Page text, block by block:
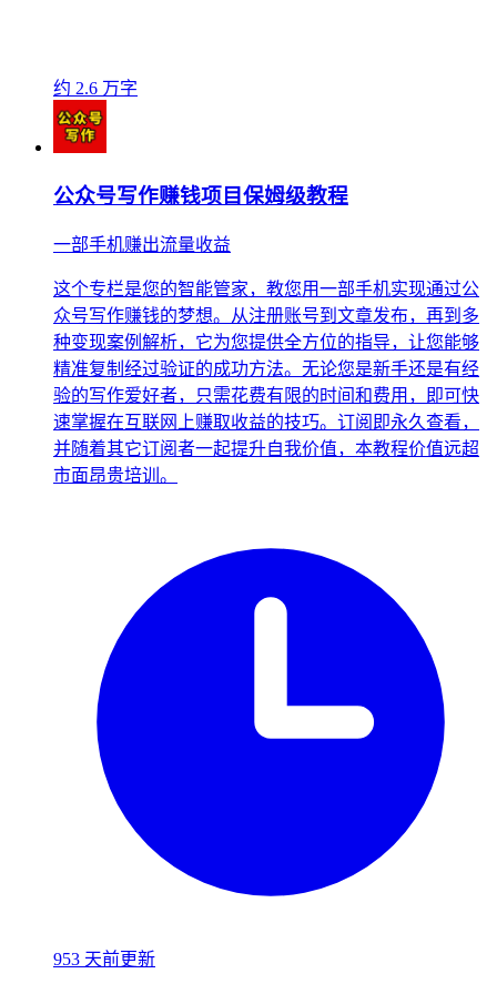
约 2.6 万字
公众号写作赚钱项目保姆级教程
一部手机赚出流量收益
这个专栏是您的智能管家，教您用一部手机实现通过公
众号写作赚钱的梦想。从注册账号到文章发布，再到多
种变现案例解析，它为您提供全方位的指导，让您能够
精准复制经过验证的成功方法。无论您是新手还是有经
验的写作爱好者，只需花费有限的时间和费用，即可快
速掌握在互联网上赚取收益的技巧。订阅即永久查看，
并随着其它订阅者一起提升自我价值，本教程价值远超
市面昂贵培训。
953 天前更新